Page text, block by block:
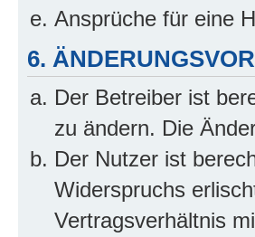
Ansprüche für eine
6.
Der Betreiber ist
zu ändern. Die
Der Nutzer ist
Widerspruchs
Vertragsverhältnis